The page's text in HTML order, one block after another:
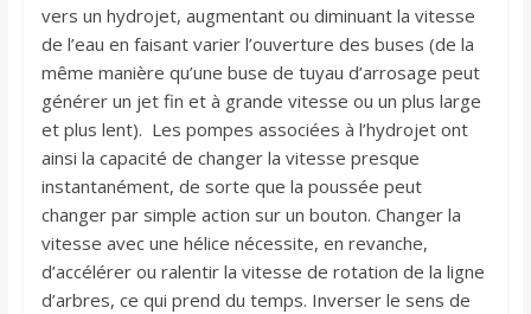
vers un hydrojet, augmentant ou diminuant la vitesse
de l’eau en faisant varier l’ouverture des buses (de la
même manière qu’une buse de tuyau d’arrosage peut
générer un jet fin et à grande vitesse ou un plus large
et plus lent). Les pompes associées à l’hydrojet ont
ainsi la capacité de changer la vitesse presque
instantanément, de sorte que la poussée peut
changer par simple action sur un bouton. Changer la
vitesse avec une hélice nécessite, en revanche,
d’accélérer ou ralentir la vitesse de rotation de la ligne
d’arbres, ce qui prend du temps. Inverser le sens de